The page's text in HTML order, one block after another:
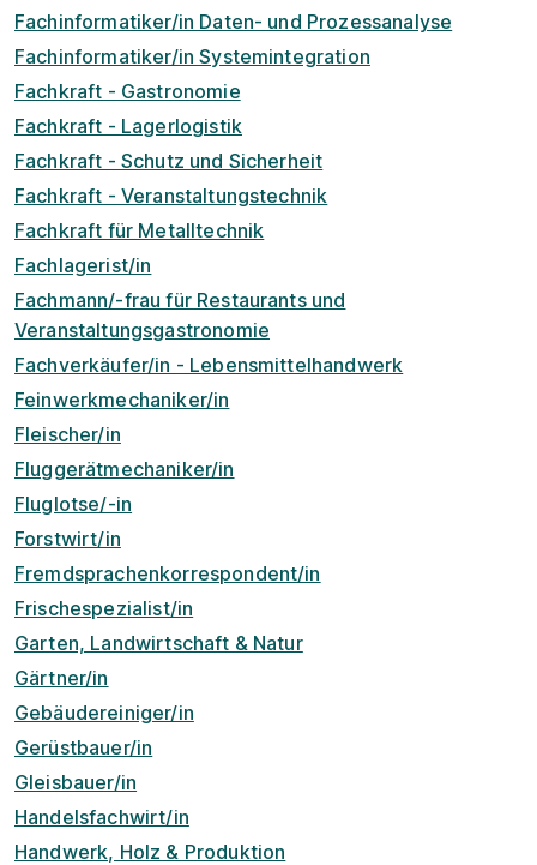
Fachinformatiker/in Daten- und Prozessanalyse
Fachinformatiker/in Systemintegration
Fachkraft - Gastronomie
Fachkraft - Lagerlogistik
Fachkraft - Schutz und Sicherheit
Fachkraft - Veranstaltungstechnik
Fachkraft für Metalltechnik
Fachlagerist/in
Fachmann/-frau für Restaurants und
Veranstaltungsgastronomie
Fachverkäufer/in - Lebensmittelhandwerk
Feinwerkmechaniker/in
Fleischer/in
Fluggerätmechaniker/in
Fluglotse/-in
Forstwirt/in
Fremdsprachenkorrespondent/in
Frischespezialist/in
Garten, Landwirtschaft & Natur
Gärtner/in
Gebäudereiniger/in
Gerüstbauer/in
Gleisbauer/in
Handelsfachwirt/in
Handwerk, Holz & Produktion